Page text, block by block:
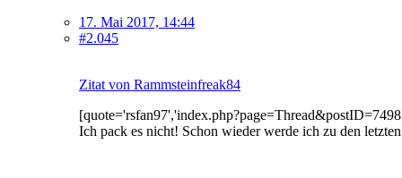
17. Mai 2017, 14:44
#2.045
Zitat von Rammsteinfreak84
Ich pack es nicht! Schon wieder werde ich zu den